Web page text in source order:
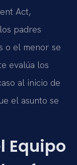
Act,
padres
o el menor se
evalúa los
al inicio de
el asunto se
Equipo